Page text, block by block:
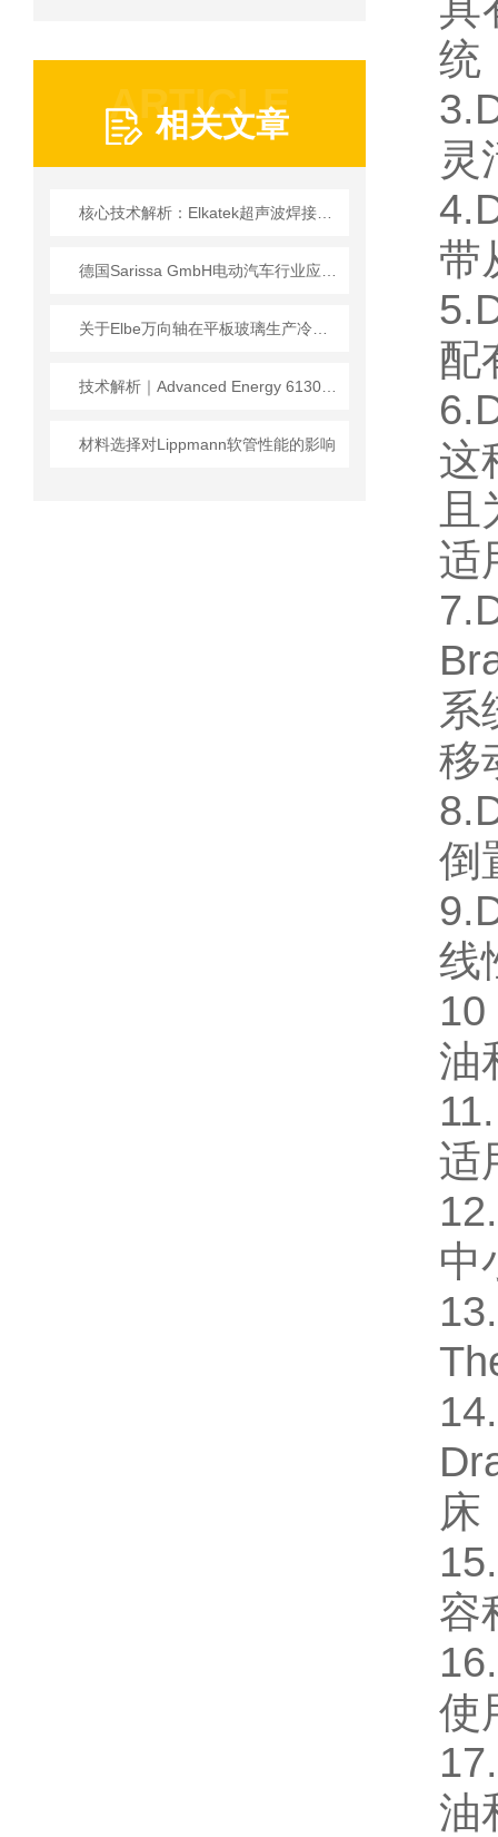
ARTICLE
相关文章
材料选择对Lippmann软管性能的影响
统
灵
带
配
这
适
系
移
倒
线
油
适
中
床
容
使
油